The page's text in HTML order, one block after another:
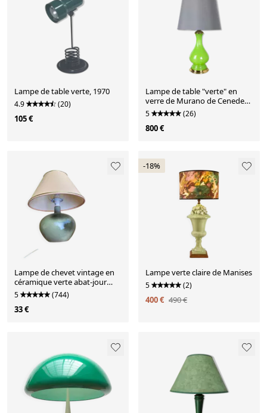
Lampe de table verte, 1970
4.9 (20)
105 €
Lampe de table "verte" en
verre de Murano de Cenedese
Vetri, années 1960
5 (26)
800 €
Lampe de chevet vintage en
céramique verte abat-jour
beige rosé
5 (744)
33 €
-18%
Lampe verte claire de Manises
5 (2)
400 € 490 €